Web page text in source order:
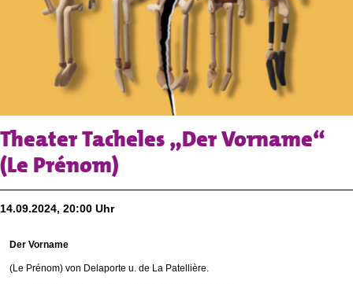
Theater Tacheles „Der Vorname“
(Le Prénom)
14.09.2024, 20:00 Uhr
Der Vorname
(Le Prénom) von Delaporte u. de La Patellière.